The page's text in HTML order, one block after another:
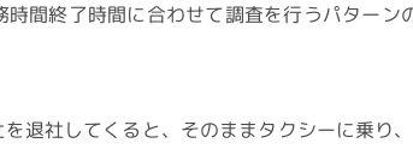
間終了時間に合わせて調査を行うパターン
退社してくると、そのままタクシーに乗り